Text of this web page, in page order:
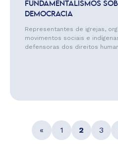
FUNDAMENTALISMOS
DEMOCRACIA
Representantes de igrejas,
movimentos sociais e
defensoras dos direitos
« 1 2 3